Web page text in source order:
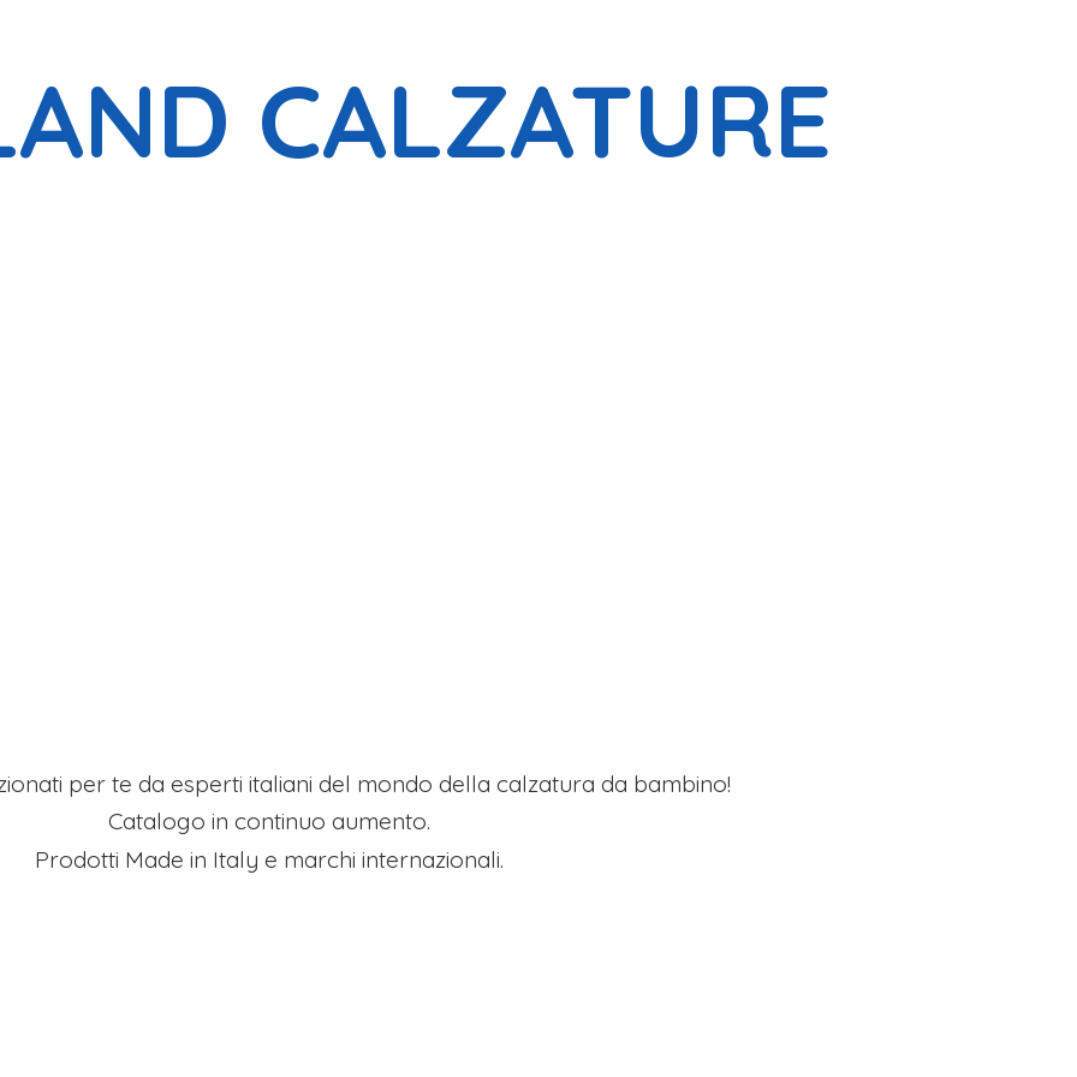
CALZATURE
per te da esperti italiani del mondo della calzatura da bambino!
Catalogo in continuo aumento.
Prodotti Made in Italy e marchi internazionali.